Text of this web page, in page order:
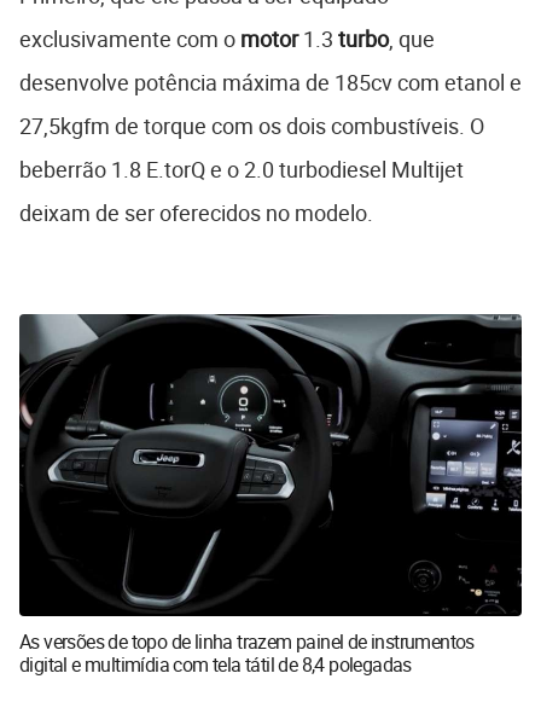
exclusivamente com o motor1.3 turbo, que
desenvolve potência máxima de 185cv com etanol e
27,5kgfm de torque com os dois combustíveis. O
beberrão 1.8 E.torQ e o 2.0 turbodiesel Multijet
deixam de ser oferecidos no modelo.
As versões de topo de linha trazem painel de instrumentos
digital e multimídia com tela tátil de 8,4 polegadas